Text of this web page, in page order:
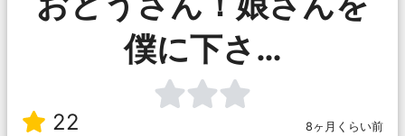
僕に下さ…
22
8ヶ月くらい前